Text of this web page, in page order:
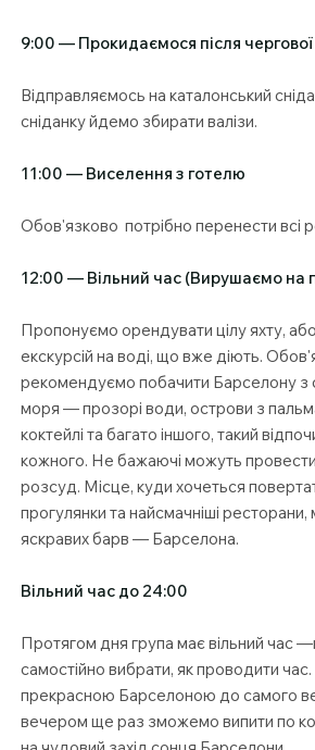
9:00 — Прокидаємося після чергової
Відправляємось на каталонський
сніданку йдемо збирати валізи.
11:00 — Виселення з готелю
Обов'язково потрібно перенести всі
12:00 — Вільний час (Вирушаємо на
Пропонуємо орендувати цілу яхту,
екскурсій на воді, що вже діють.
рекомендуємо побачити Барселону з
моря — прозорі води, острови з
коктейлі та багато іншого, такий
кожного. Не бажаючі можуть
розсуд. Місце, куди хочеться
прогулянки та найсмачніші ресторани,
яскравих барв — Барселона.
Вільний час до 24:00
Протягом дня група має вільний час
самостійно вибрати, як проводити
прекрасною Барселоною до самого
вечером ще раз зможемо випити по